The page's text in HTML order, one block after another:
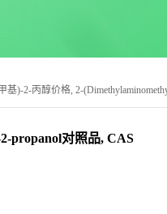
基)-2-丙醇价格, 2-
propanol对照品, CAS